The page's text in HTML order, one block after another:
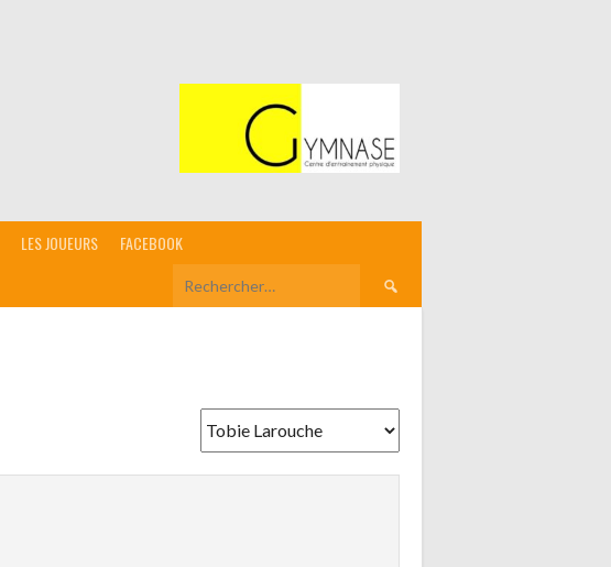
LES JOUEURS FACEBOOK
Rechercher :